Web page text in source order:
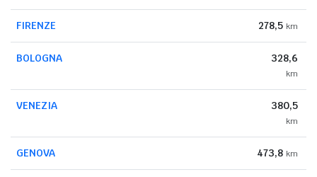
FIRENZE 278,5 km
BOLOGNA 328,6
km
VENEZIA 380,5
km
GENOVA 473,8 km